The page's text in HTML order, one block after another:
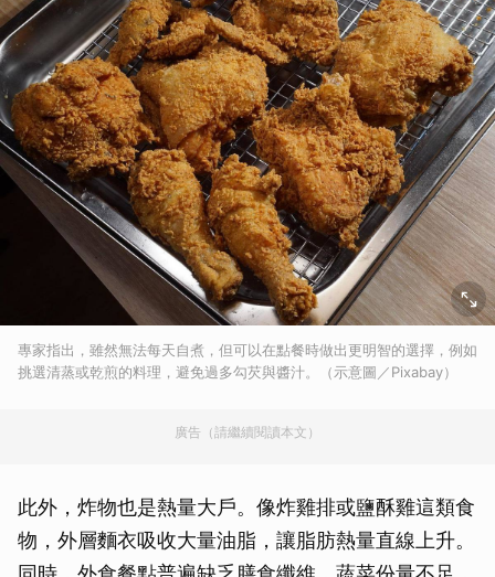
專家指出，雖然無法每天自煮，但可以在點餐時做出更明智的選擇，例如
挑選清蒸或乾煎的料理，避免過多勾芡與醬汁。（示意圖／Pixabay）
廣告（請繼續閱讀本文）
此外，炸物也是熱量大戶。像炸雞排或鹽酥雞這類食
物，外層麵衣吸收大量油脂，讓脂肪熱量直線上升。